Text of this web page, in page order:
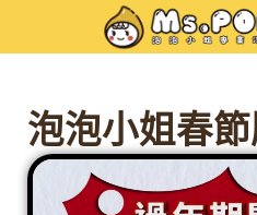
泡泡小姐春